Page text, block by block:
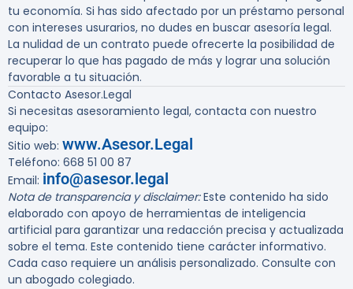
tu economía. Si has sido afectado por un préstamo personal
con intereses usurarios, no dudes en buscar asesoría legal.
La nulidad de un contrato puede ofrecerte la posibilidad de
recuperar lo que has pagado de más y lograr una solución
favorable a tu situación.
Contacto Asesor.Legal
Si necesitas asesoramiento legal, contacta con nuestro
equipo:
Sitio web: www.Asesor.Legal
Teléfono: 668 51 00 87
Email: info@asesor.legal
Nota de transparencia y disclaimer:Este contenido ha sido
elaborado con apoyo de herramientas de inteligencia
artificial para garantizar una redacción precisa y actualizada
sobre el tema. Este contenido tiene carácter informativo.
Cada caso requiere un análisis personalizado. Consulte con
un abogado colegiado.